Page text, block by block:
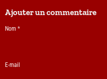
Ajouter un commentaire
Nom
E-mail